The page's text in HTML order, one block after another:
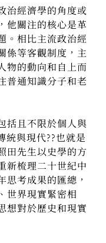
經濟學的角度或
他關注的核心是革
。相比主流政治經
係等客觀制度，主
物的動向和自上而
普通知識分子和老
且不限於個人與
統與現代??也就是
田先生以史學的方
新梳理二十世紀中
思考成果的匯總，
世界現實緊密相
想對於歷史和現實